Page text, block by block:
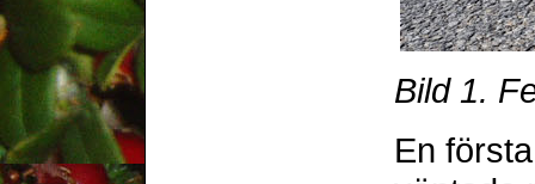
Bild 1.
En